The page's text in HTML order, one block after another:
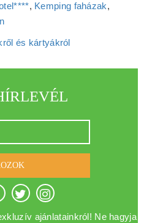
, Kemping faházak,
és kártyákról
ajánlatainkról! Ne hagyja